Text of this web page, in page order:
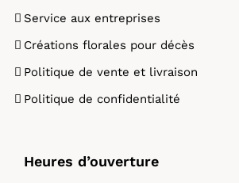
Service aux entreprises
Créations florales pour décès
Politique de vente et livraison
Politique de confidentialité
Heures d’ouverture